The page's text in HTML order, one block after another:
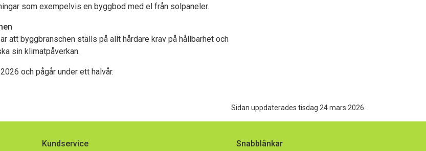
som exempelvis en byggbod med el från solpaneler.
att byggbranschen ställs på allt hårdare krav på hållbarhet och
sin klimatpåverkan.
och pågår under ett halvår.
Sidan uppdaterades tisdag 24 mars 2026.
Kundservice Snabblänkar